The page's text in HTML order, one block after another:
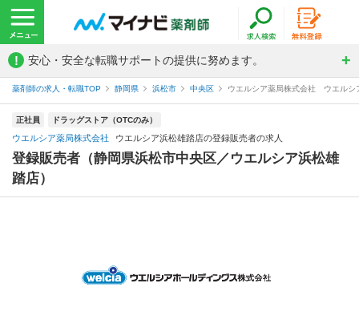
! 安心・安全な転職サポートの提供に努めます。
薬剤師の求人・転職TOP 静岡県 浜松市 中央区 ウエルシア薬局株式会社 ウエルシ
正社員 ドラッグストア（OTCのみ）
ウエルシア薬局株式会社 ウエルシア浜松雄踏店の登録販売者の求人
登録販売者（静岡県浜松市中央区／ウエルシア浜松雄
踏店）